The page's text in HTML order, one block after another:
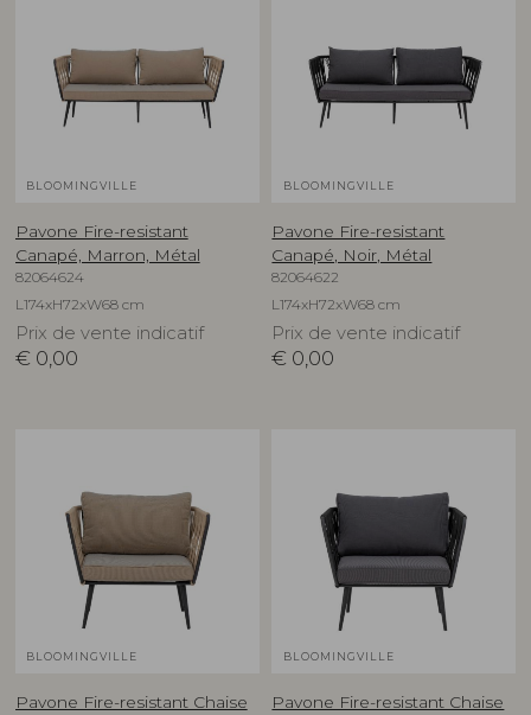
BLOOMINGVILLE
Pavone Fire-resistant
Canapé, Marron, Métal
82064624
L174xH72xW68 cm
Prix de vente indicatif
€ 0,00
BLOOMINGVILLE
Pavone Fire-resistant
Canapé, Noir, Métal
82064622
L174xH72xW68 cm
Prix de vente indicatif
€ 0,00
BLOOMINGVILLE
Pavone Fire-resistant Chaise
BLOOMINGVILLE
Pavone Fire-resistant Chaise